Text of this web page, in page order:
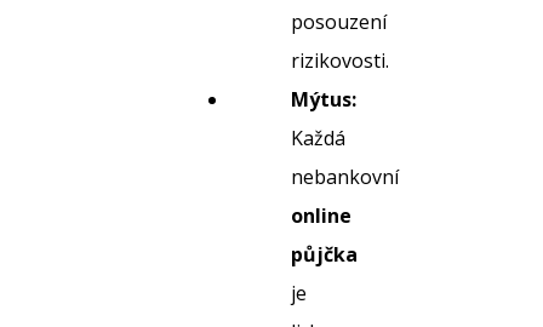
posouzení
rizikovosti.
Mýtus:
Každá
nebankovní
online
půjčka
je